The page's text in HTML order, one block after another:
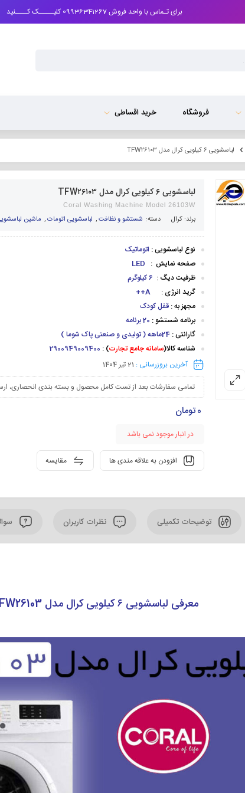
برای تـماس با واحد فروش 09936341267 کلیـــــک کــــنید
فروشگاه خرید اقساطی
لباسشویی ۶ کیلویی کرال مدل TFW۲۶۱۰۳
لباسشویی ۶ کیلویی کرال مدل TFW۲۶۱۰۳
Coral Washing Machine Model 26103W
برند: کرال دسته: شستشو و نظافت, لباسشویی اتومات, ماشین لباسشویی 6
نوع لباسشویی : اتوماتیک
صفحه نمایش : LED
ظرفیت دیگ :
گرید انرژی :
مجهز به : قفل کودک
برنامه شستشو : 20 برنامه
گارانتی : 24ماهه
( تولیدی و صنعتی پاک شوما )
شناسه کالا(سامانه جامع تجارت) :
2900949009400
آخرین بروزرسانی : 21 تیر 1404
تمامی سفارشات بعد از تست کامل محصول و بسته بندی انحصاری،
0تومان
در انبار موجود نمی باشد
مقایسه افزودن به علاقه مندی ها
توضیحات تکمیلی نظرات کاربران
معرفی لباسشویی ۶ کیلویی کرال مدل TFW26103